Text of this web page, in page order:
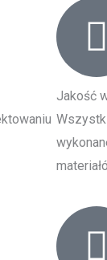
Jakość